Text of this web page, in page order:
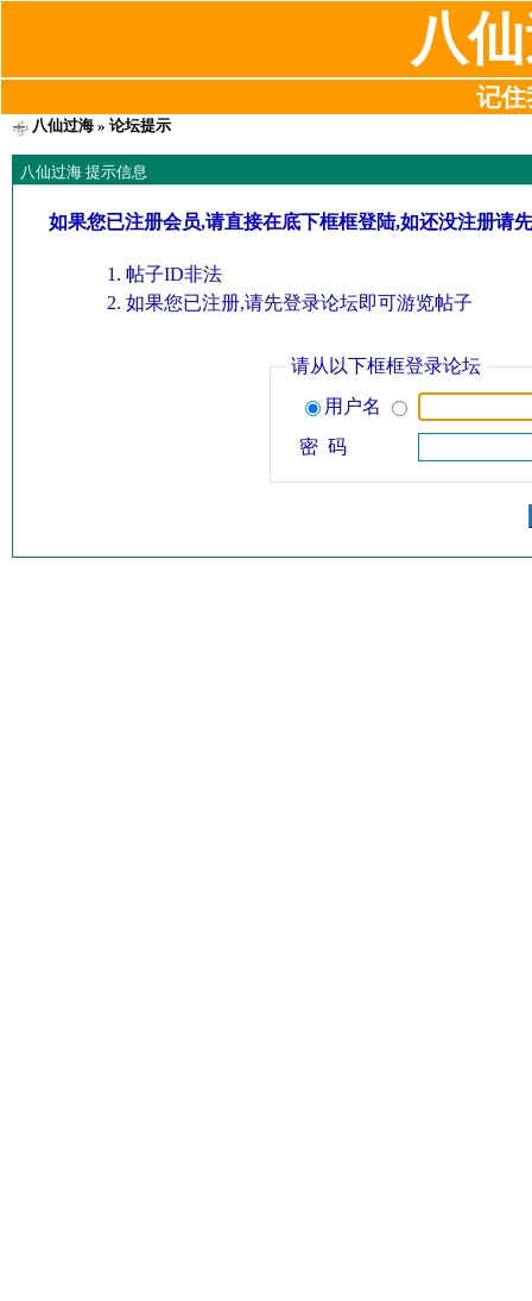
八
记住
八仙过海» 论坛提示
八仙过海 提示信息
如果您已注册会员,请直接在底下框框登陆,如还没注册请
帖子ID非法
如果您已注册,请先登录论坛即可游览帖子
请从以下框框登录论坛
用户名
密 码